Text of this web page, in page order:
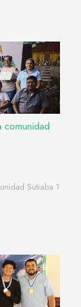
comunidad
Sutiaba 1